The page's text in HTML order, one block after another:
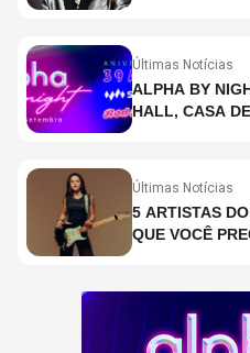
Últimas Notícias
ALPHA BY
HALL, CASA
Últimas Notícias
5 ARTISTAS
QUE VOCÊ